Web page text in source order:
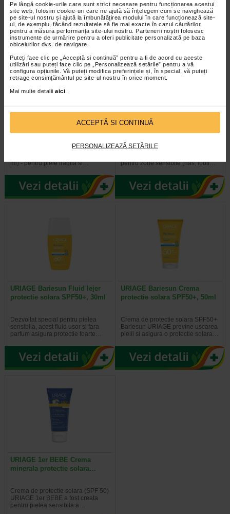
Pe lângă cookie-urile care sunt strict necesare pentru funcționarea acestui
site web, folosim cookie-uri care ne ajută să înțelegem cum se navighează
pe site-ul nostru și ajută la îmbunătățirea modului în care funcționează site-
ul, de exemplu, făcând rezultatele să fie mai exacte în cazul căutărilor,
pentru a măsura performanța site-ului nostru. Partenerii noștri folosesc
instrumente de urmărire pentru a oferi publicitate personalizată pe baza
obiceiurilor dvs. de navigare.
Puteți face clic pe „Acceptă si continuă” pentru a fi de acord cu aceste
utilizări sau puteți face clic pe „Personalizează setările” pentru a vă
configura opțiunile. Vă puteți modifica preferințele și, în special, vă puteți
retrage consimțământul pe site-ul nostru în orice moment.
Mai multe detalii aici
ACCEPTĂ SI CONTINUĂ
PERSONALIZEAZĂ SETĂRILE
minerala protectie solara…
URIAGE Bariesun, Crema minerala
ml) - pentru piele fragila si…
URIAGE Bariesun Stick
invizibil protectie solara…
URIAGE Bariesun Stick invizibil
pentru zone sensibile (nas, lobii…
URIAGE Bariesun Fluid lejer
protectie solara SPF50+, 30ml
Dezvoltat special pentru pielea
sensibila, acest fluid usor si fara
parfum asigura protectie foarte…
URIAGE Bariesun Crema
protectie solara SPF50+, 50ml
Crema de protectie solara SPF50+
Bariesun URIAGE previne uscarea
pielii si asigura o protectie solara…
URIAGE 1er BEBE Crema
minerala protectie solara…
Crema de protectie solara (SPF 50)
URIAGE 1er BEBE a fost creata
pentru pielea sensibila a…